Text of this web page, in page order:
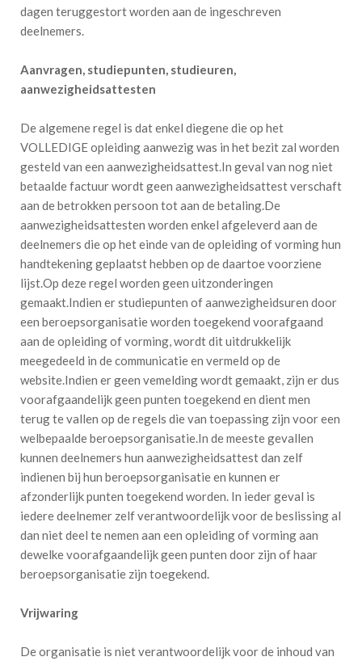
dagen teruggestort worden aan de ingeschreven
deelnemers.
Aanvragen, studiepunten, studieuren,
aanwezigheidsattesten
De algemene regel is dat enkel diegene die op het
VOLLEDIGE opleiding aanwezig was in het bezit zal worden
gesteld van een aanwezigheidsattest.In geval van nog niet
betaalde factuur wordt geen aanwezigheidsattest verschaft
aan de betrokken persoon tot aan de betaling.De
aanwezigheidsattesten worden enkel afgeleverd aan de
deelnemers die op het einde van de opleiding of vorming hun
handtekening geplaatst hebben op de daartoe voorziene
lijst.Op deze regel worden geen uitzonderingen
gemaakt.Indien er studiepunten of aanwezigheidsuren door
een beroepsorganisatie worden toegekend voorafgaand
aan de opleiding of vorming, wordt dit uitdrukkelijk
meegedeeld in de communicatie en vermeld op de
website.Indien er geen vemelding wordt gemaakt, zijn er dus
voorafgaandelijk geen punten toegekend en dient men
terug te vallen op de regels die van toepassing zijn voor een
welbepaalde beroepsorganisatie.In de meeste gevallen
kunnen deelnemers hun aanwezigheidsattest dan zelf
indienen bij hun beroepsorganisatie en kunnen er
afzonderlijk punten toegekend worden. In ieder geval is
iedere deelnemer zelf verantwoordelijk voor de beslissing al
dan niet deel te nemen aan een opleiding of vorming aan
dewelke voorafgaandelijk geen punten door zijn of haar
beroepsorganisatie zijn toegekend.
Vrijwaring
De organisatie is niet verantwoordelijk voor de inhoud van